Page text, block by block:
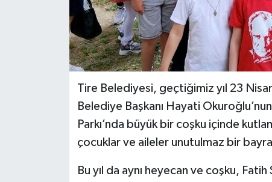
Tire Belediyesi, geçtiğimiz yıl 23
Belediye Başkanı Hayati
Parkı’nda büyük bir coşku içinde
çocuklar ve aileler unutulmaz bir
Bu yıl da aynı heyecan ve coşku,